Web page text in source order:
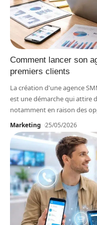
Comment lancer son
premiers clients
La création d'une agence
est une démarche qui attire
notamment en raison des
Marketing 25/05/2026